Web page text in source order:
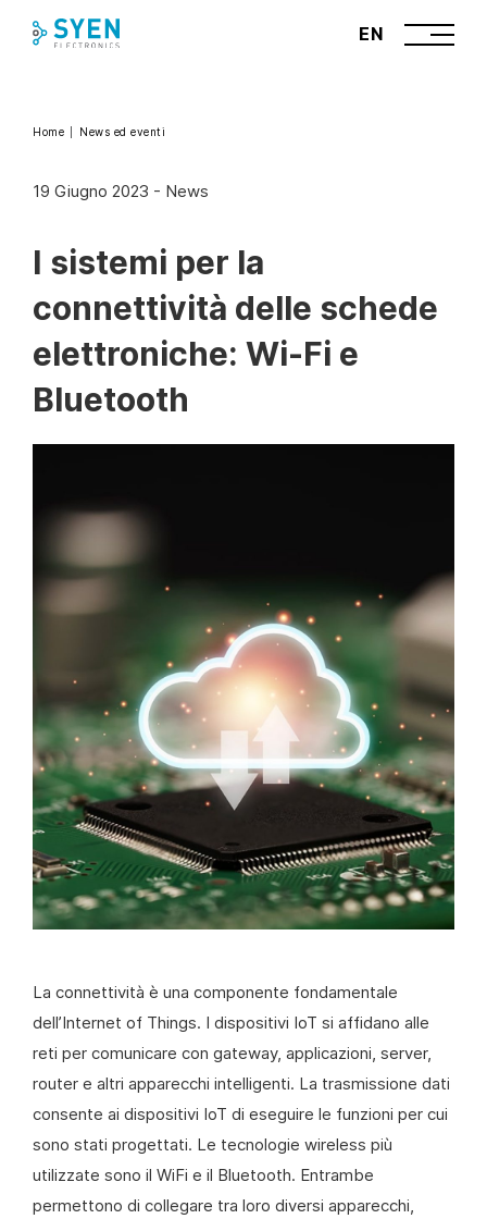
EN
Home News ed eventi
19 Giugno 2023 - News
I sistemi per la
connettività delle schede
elettroniche: Wi-Fi e
Bluetooth
La connettività è una componente fondamentale
dell’Internet of Things. I dispositivi IoT si affidano alle
reti per comunicare con gateway, applicazioni, server,
router e altri apparecchi intelligenti. La trasmissione dati
consente ai dispositivi IoT di eseguire le funzioni per cui
sono stati progettati. Le tecnologie wireless più
utilizzate sono il WiFi e il Bluetooth. Entrambe
permettono di collegare tra loro diversi apparecchi,